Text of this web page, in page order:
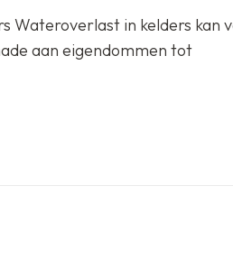
Voordelen
van
een
Wateroverlast in kelders kan
aan eigendommen tot